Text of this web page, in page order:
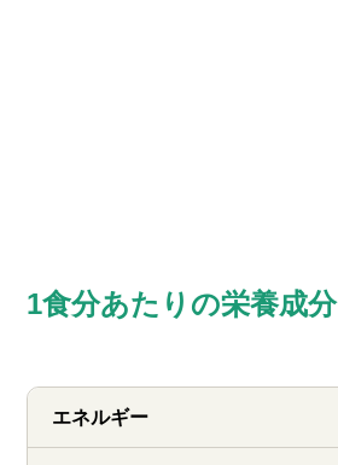
1食分あたりの栄養成分
エネルギー